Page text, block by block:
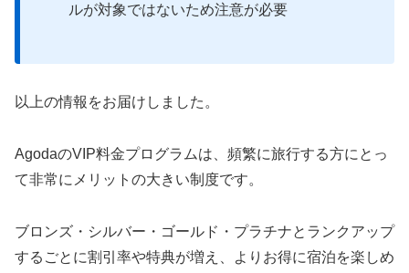
ルが対象ではないため注意が必要
以上の情報をお届けしました。
AgodaのVIP料金プログラムは、頻繁に旅行する方にとっ
て非常にメリットの大きい制度です。
ブロンズ・シルバー・ゴールド・プラチナとランクアップ
するごとに割引率や特典が増え、よりお得に宿泊を楽しめ